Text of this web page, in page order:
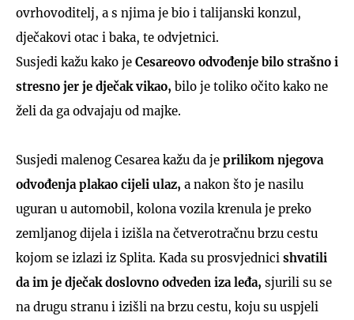
ovrhovoditelj, a s njima je bio i talijanski konzul,
dječakovi otac i baka, te odvjetnici.
Susjedi kažu kako je Cesareovo odvođenje bilo strašno i
stresno jer je dječak vikao, bilo je toliko očito kako ne
želi da ga odvajaju od majke.
Susjedi malenog Cesarea kažu da je prilikom njegova
odvođenja plakao cijeli ulaz, a nakon što je nasilu
uguran u automobil, kolona vozila krenula je preko
zemljanog dijela i izišla na četverotračnu brzu cestu
kojom se izlazi iz Splita. Kada su prosvjednici shvatili
da im je dječak doslovno odveden iza leđa, sjurili su se
na drugu stranu i izišli na brzu cestu, koju su uspjeli